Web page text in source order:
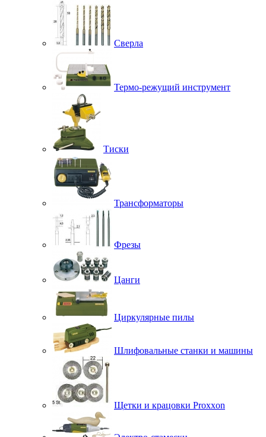
Сверла
Термо-режущий инструмент
Тиски
Трансформаторы
Фрезы
Цанги
Циркулярные пилы
Шлифовальные станки и машины
Щетки и крацовки Proxxon